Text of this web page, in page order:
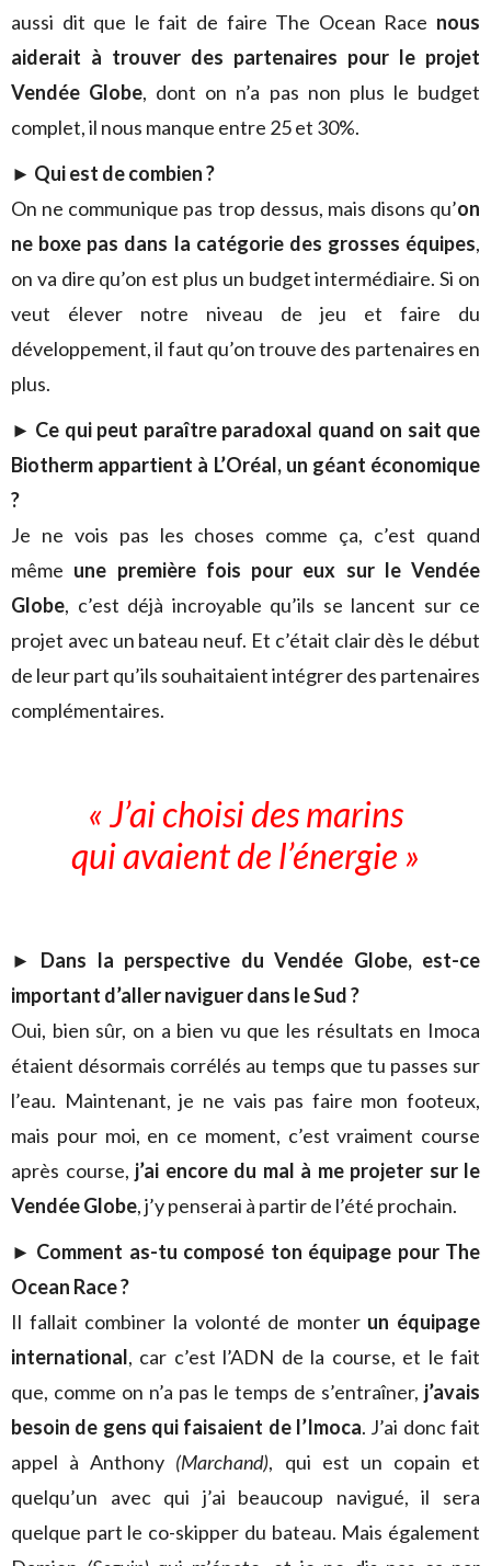
aussi dit que le fait de faire The Ocean Race nous
aiderait à trouver des partenaires pour le projet
Vendée Globe, dont on n’a pas non plus le budget
complet, il nous manque entre 25 et 30%.
► Qui est de combien ?
On ne communique pas trop dessus, mais disons qu’on
ne boxe pas dans la catégorie des grosses équipes,
on va dire qu’on est plus un budget intermédiaire. Si on
veut élever notre niveau de jeu et faire du
développement, il faut qu’on trouve des partenaires en
plus.
► Ce qui peut paraître paradoxal quand on sait que
Biotherm appartient à L’Oréal, un géant économique
?
Je ne vois pas les choses comme ça, c’est quand
même une première fois pour eux sur le Vendée
Globe, c’est déjà incroyable qu’ils se lancent sur ce
projet avec un bateau neuf. Et c’était clair dès le début
de leur part qu’ils souhaitaient intégrer des partenaires
complémentaires.
« J’ai choisi des marins
qui avaient de l’énergie »
► Dans la perspective du Vendée Globe, est-ce
important d’aller naviguer dans le Sud ?
Oui, bien sûr, on a bien vu que les résultats en Imoca
étaient désormais corrélés au temps que tu passes sur
l’eau. Maintenant, je ne vais pas faire mon footeux,
mais pour moi, en ce moment, c’est vraiment course
après course, j’ai encore du mal à me projeter sur le
Vendée Globe, j’y penserai à partir de l’été prochain.
► Comment as-tu composé ton équipage pour The
Ocean Race ?
Il fallait combiner la volonté de monter un équipage
international, car c’est l’ADN de la course, et le fait
que, comme on n’a pas le temps de s’entraîner, j’avais
besoin de gens qui faisaient de l’Imoca. J’ai donc fait
appel à Anthony (Marchand), qui est un copain et
quelqu’un avec qui j’ai beaucoup navigué, il sera
quelque part le co-skipper du bateau. Mais également